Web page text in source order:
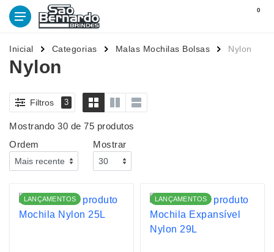
0
Inicial Categorias Malas Mochilas Bolsas Nylon
Nylon
Filtros 3
Mostrando 30 de 75 produtos
Ordem
Mostrar
LANÇAMENTOS LANÇAMENTOS